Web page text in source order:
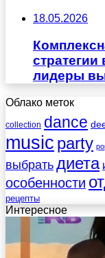
18.05.2026
лидеры
Облако меток
collection dance
music party
выбратьдиета
особенности
рецепты
Интересное